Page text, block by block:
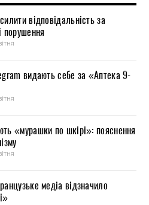
відповідальність за
порушення
видають себе за «Аптека 9-
«мурашки по шкірі»: пояснення
медіа відзначило